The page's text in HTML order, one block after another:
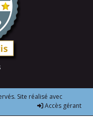
Site réalisé avec
Accès gérant